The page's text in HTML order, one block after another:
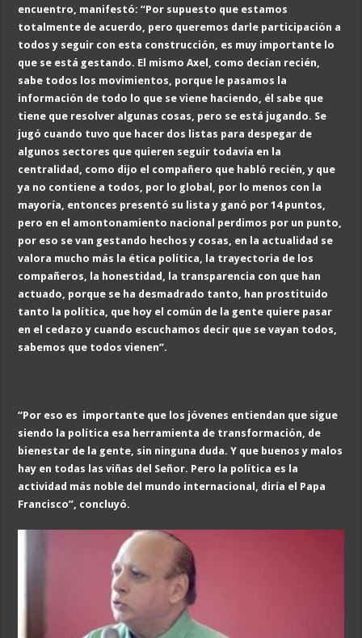
encuentro, manifestó: “Por supuesto que estamos
totalmente de acuerdo, pero queremos darle participación a
todos y seguir con esta construcción, es muy importante lo
que se está gestando. El mismo Axel, como decían recién,
sabe todos los movimientos, porque le pasamos la
información de todo lo que se viene haciendo, él sabe que
tiene que resolver algunas cosas, pero se está jugando. Se
jugó cuando tuvo que hacer dos listas para despegar de
algunos sectores que quieren seguir todavía en la
centralidad, como dijo el compañero que habló recién, y que
ya no contiene a todos, por lo global , por lo menos con la
mayoría, entonces presentó su lista y ganó por 14 puntos,
pero en el amontonamiento nacional perdimos por un punto,
por eso se van gestando hechos y cosas, en la actualidad se
valora mucho más la ética política, la trayectoria de los
compañeros, la honestidad, la transparencia con que han
actuado, porque se ha desmadrado tanto, han prostituido
tanto la política, que hoy el común de la gente quiere pasar
en el cedazo y cuando escuchamos decir que se vayan todos,
sabemos que todosvienen”.
“Por eso es importante que los jóvenes entiendan que sigue
siendo la política esa herramienta de transformación, de
bienestar de la gente, sin ninguna duda. Y que buenos y malos
hay en todas las viñas del Señor. Pero la política es la
actividad más noble del mundo internacional, diría el Papa
Francisco”, concluyó.